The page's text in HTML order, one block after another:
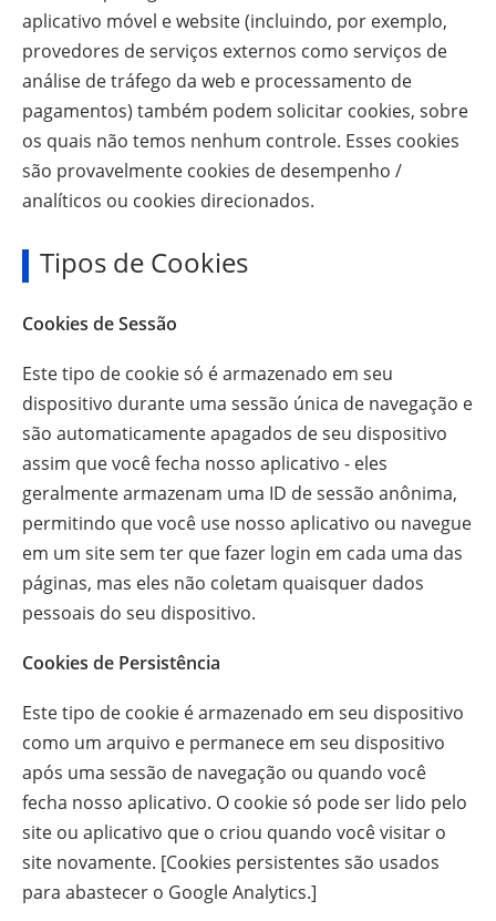
aplicativo móvel e website (incluindo, por exemplo,
provedores de serviços externos como serviços de
análise de tráfego da web e processamento de
pagamentos) também podem solicitar cookies, sobre
os quais não temos nenhum controle. Esses cookies
são provavelmente cookies de desempenho /
analíticos ou cookies direcionados.
Tipos de Cookies
Cookies de Sessão
Este tipo de cookie só é armazenado em seu
dispositivo durante uma sessão única de navegação e
são automaticamente apagados de seu dispositivo
assim que você fecha nosso aplicativo - eles
geralmente armazenam uma ID de sessão anônima,
permitindo que você use nosso aplicativo ou navegue
em um site sem ter que fazer login em cada uma das
páginas, mas eles não coletam quaisquer dados
pessoais do seu dispositivo.
Cookies de Persistência
Este tipo de cookie é armazenado em seu dispositivo
como um arquivo e permanece em seu dispositivo
após uma sessão de navegação ou quando você
fecha nosso aplicativo. O cookie só pode ser lido pelo
site ou aplicativo que o criou quando você visitar o
site novamente. [Cookies persistentes são usados
para abastecer o Google Analytics.]